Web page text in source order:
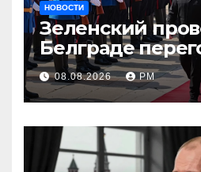
НОВОСТИ
Зеленский
Белграде
Вучичем
08.08.2026 РМ